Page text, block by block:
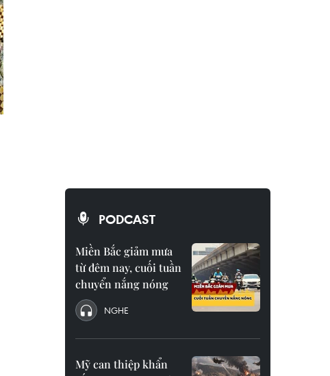
PODCAST
Miền Bắc giảm mưa
từ đêm nay, cuối tuần
chuyển nắng nóng
NGHE
Mỹ can thiệp khẩn